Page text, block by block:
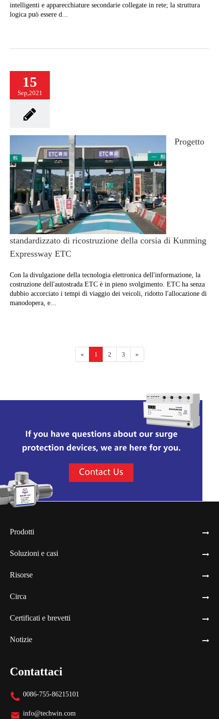
intelligenti e apparecchiature secondarie collegate in rete; la struttura
logica può essere d...
15
Sep,2021
Progetto
standardizzato di ricostruzione della corsia di Kunming
Expressway ETC
Con la divulgazione della tecnologia elettronica dell'informazione, la
costruzione dell'autostrada ETC è in pieno svolgimento. ETC ha senza
dubbio accorciato i tempi di viaggio dei veicoli, ridotto l'allocazione di
manodopera, e...
« 1 2 3 »
Prodotti
Soluzioni e casi
Risorse
Circa
Certificati e brevetti
Notizie
Contattaci
 0086-755-86215101
 info@techwin.com